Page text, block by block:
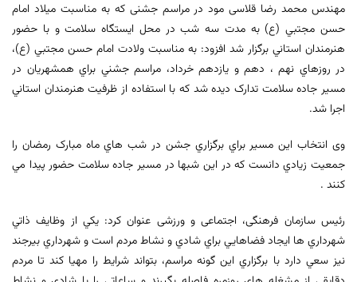
مهندس محمد رضا قلاسی مود در مراسم جشنی که به مناسبت میلاد امام
حسن مجتبي (ع) به مدت سه شب در محل ايستگاه سلامت و با حضور
هنرمندان استاني برگزار شد افزود: به مناسبت ولادت امام حسن مجتبي (ع)،
در روزهاي نهم ، دهم و يازدهم خرداد، مراسم جشني براي همشهريان در
مسير جاده سلامت تدارک ديده شد که با استفاده از ظرفيت هنرمندان استاني
اجرا شد.
وی انتخاب اين مسير براي برگزاري جشن در شب هاي ماه مبارک رمضان را
جمعيت زيادي دانست که در این شبها در مسير جاده سلامت حضور پيدا مي
کنند .
رئیس سازمان فرهنگی، اجتماعی و ورزشی عنوان کرد: يکي از وظايف ذاتي
شهرداري ها ايجاد فضاهايي براي شادي و نشاط مردم است و شهرداري بيرجند
نيز سعي دارد با برگزاري اين گونه مراسم، بتواند شرايط را مهيا کند تا مردم